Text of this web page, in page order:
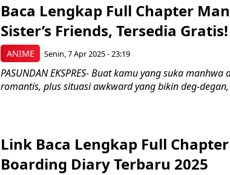
ANIME
Baca Lengkap Full Chapter
Sister’s Friends, Tersedia Gratis!
Senin, 7 Apr 2025 - 23:19
PASUNDAN EKSPRES- Buat kamu yang suka
romantis, plus situasi awkward yang bikin deg-degan,
Link Baca Lengkap Full
Boarding Diary Terbaru 2025